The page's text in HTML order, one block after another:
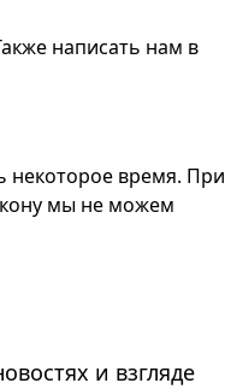
написать нам в
некоторое время. При
мы не можем
и взгляде